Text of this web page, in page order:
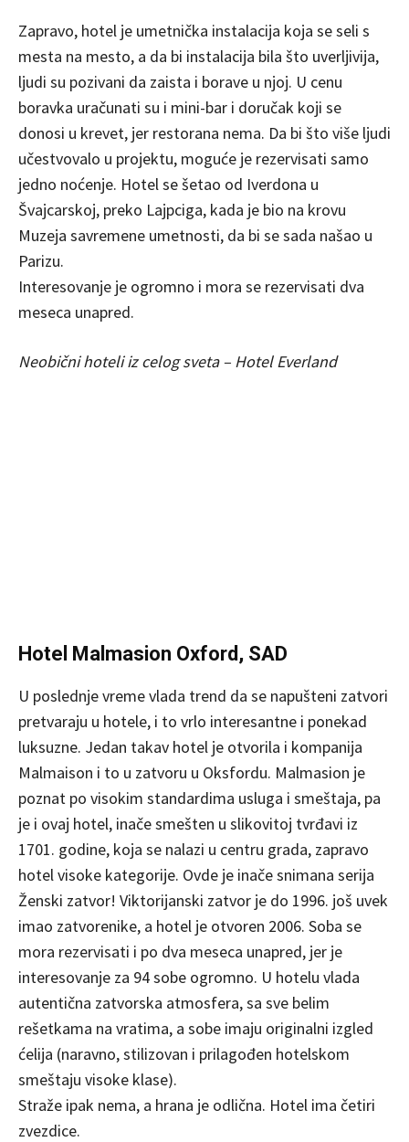
Zapravo, hotel je umetnička instalacija koja se seli s
mesta na mesto, a da bi instalacija bila što uverljivija,
ljudi su pozivani da zaista i borave u njoj. U cenu
boravka uračunati su i mini-bar i doručak koji se
donosi u krevet, jer restorana nema. Da bi što više ljudi
učestvovalo u projektu, moguće je rezervisati samo
jedno noćenje. Hotel se šetao od Iverdona u
Švajcarskoj, preko Lajpciga, kada je bio na krovu
Muzeja savremene umetnosti, da bi se sada našao u
Parizu.
Interesovanje je ogromno i mora se rezervisati dva
meseca unapred.
Neobični hoteli iz celog sveta – Hotel Everland
Hotel Malmasion Oxford, SAD
U poslednje vreme vlada trend da se napušteni zatvori
pretvaraju u hotele, i to vrlo interesantne i ponekad
luksuzne. Jedan takav hotel je otvorila i kompanija
Malmaison i to u zatvoru u Oksfordu. Malmasion je
poznat po visokim standardima usluga i smeštaja, pa
je i ovaj hotel, inače smešten u slikovitoj tvrđavi iz
1701. godine, koja se nalazi u centru grada, zapravo
hotel visoke kategorije. Ovde je inače snimana serija
Ženski zatvor! Viktorijanski zatvor je do 1996. još uvek
imao zatvorenike, a hotel je otvoren 2006. Soba se
mora rezervisati i po dva meseca unapred, jer je
interesovanje za 94 sobe ogromno. U hotelu vlada
autentična zatvorska atmosfera, sa sve belim
rešetkama na vratima, a sobe imaju originalni izgled
ćelija (naravno, stilizovan i prilagođen hotelskom
smeštaju visoke klase).
Straže ipak nema, a hrana je odlična. Hotel ima četiri
zvezdice.